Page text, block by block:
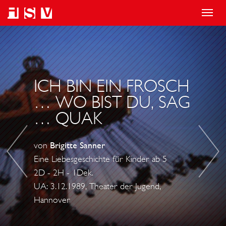
T
o
g
g
v
i
g
D
O
W
N
-
T
W
N
I
L
D
E
L
ICH BIN EIN FROSCH
… WO BIST DU, SAG
… QUAK
vonBrigitte Sanner
Eine Liebesgeschichte für Kinder ab 5
2D - 2H - 1Dek.
UA: 3.12.1989, Theater der Jugend,
Hannover